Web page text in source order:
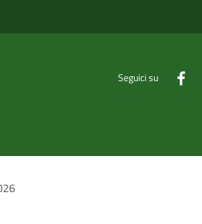
Seguici su